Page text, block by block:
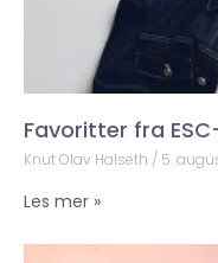
Favoritter fra
Knut Olav Halseth 5.
Les mer »